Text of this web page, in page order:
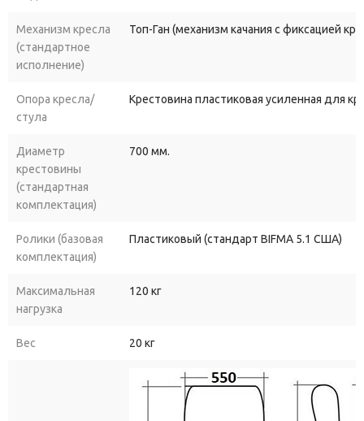
Механизм кресла
(стандартное
исполнение)
Топ-Ган (механизм качания с фиксацией
Опора кресла/
стула
Крестовина пластиковая усиленная для
Диаметр
крестовины
(стандартная
комплектация)
700 мм.
Ролики (базовая
комплектация)
Пластиковый (стандарт BIFMA 5.1 США)
Максимальная
нагрузка
120 кг
Вес 20 кг